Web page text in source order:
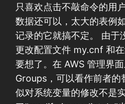
只喜欢点击不敲命令的用
数据还可以，太大的表例
记录的它就搞不定。 由于
更改配置文件 my.cnf 和
要想了。在 AWS 管理界
Groups，可以看作前者的
似对系统变量的修改不是